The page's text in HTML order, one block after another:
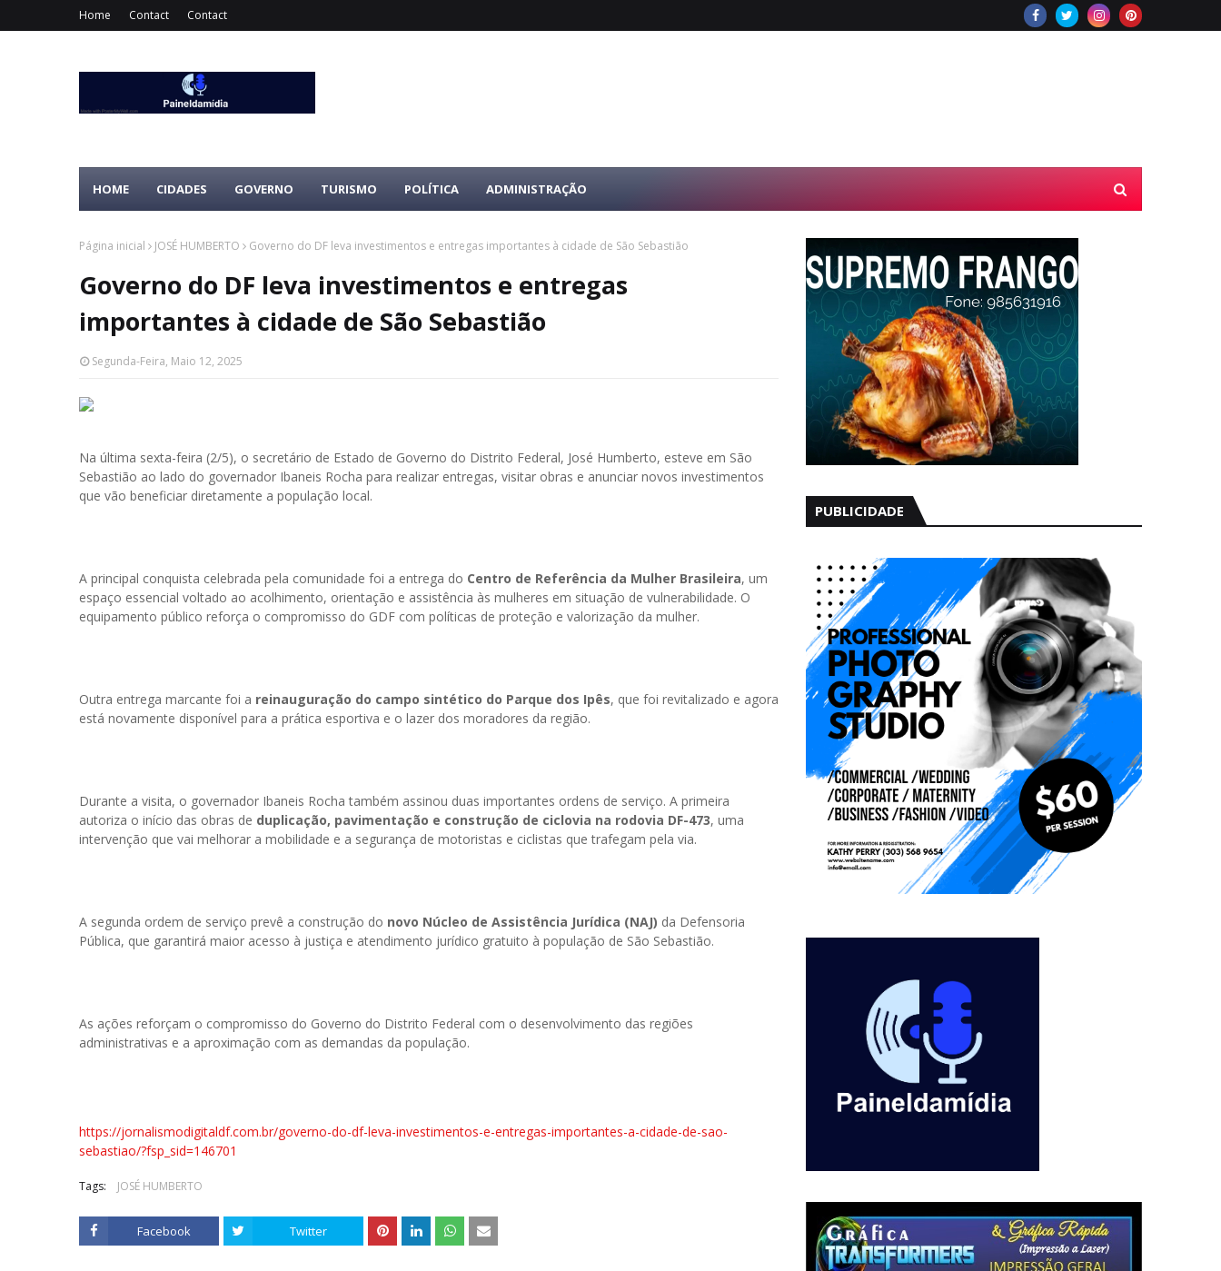
Home Contact Contact
HOME CIDADES GOVERNO TURISMO POLÍTICA ADMINISTRAÇÃO
Página inicial JOSÉ HUMBERTO Governo do DF leva investimentos e entregas importantes à cidade de São Sebastião
Governo do DF leva investimentos e entregas
importantes à cidade de São Sebastião
Segunda-Feira, Maio 12, 2025
Na última sexta-feira (2/5), o secretário de Estado de Governo do Distrito Federal, José Humberto, esteve em São
Sebastião ao lado do governador Ibaneis Rocha para realizar entregas, visitar obras e anunciar novos investimentos
que vão beneficiar diretamente a população local.
A principal conquista celebrada pela comunidade foi a entrega do Centro de Referência da Mulher Brasileira, um
espaço essencial voltado ao acolhimento, orientação e assistência às mulheres em situação de vulnerabilidade. O
equipamento público reforça o compromisso do GDF com políticas de proteção e valorização da mulher.
Outra entrega marcante foi a reinauguração do campo sintético do Parque dos Ipês, que foi revitalizado e agora
está novamente disponível para a prática esportiva e o lazer dos moradores da região.
Durante a visita, o governador Ibaneis Rocha também assinou duas importantes ordens de serviço. A primeira
autoriza o início das obras de duplicação, pavimentação e construção de ciclovia na rodovia DF-473, uma
intervenção que vai melhorar a mobilidade e a segurança de motoristas e ciclistas que trafegam pela via.
A segunda ordem de serviço prevê a construção do novo Núcleo de Assistência Jurídica (NAJ) da Defensoria
Pública, que garantirá maior acesso à justiça e atendimento jurídico gratuito à população de São Sebastião.
As ações reforçam o compromisso do Governo do Distrito Federal com o desenvolvimento das regiões
administrativas e a aproximação com as demandas da população.
https://jornalismodigitaldf.com.br/governo-do-df-leva-investimentos-e-entregas-importantes-a-cidade-de-sao-
sebastiao/?fsp_sid=146701
Tags: JOSÉ HUMBERTO
Facebook Twitter
PUBLICIDADE